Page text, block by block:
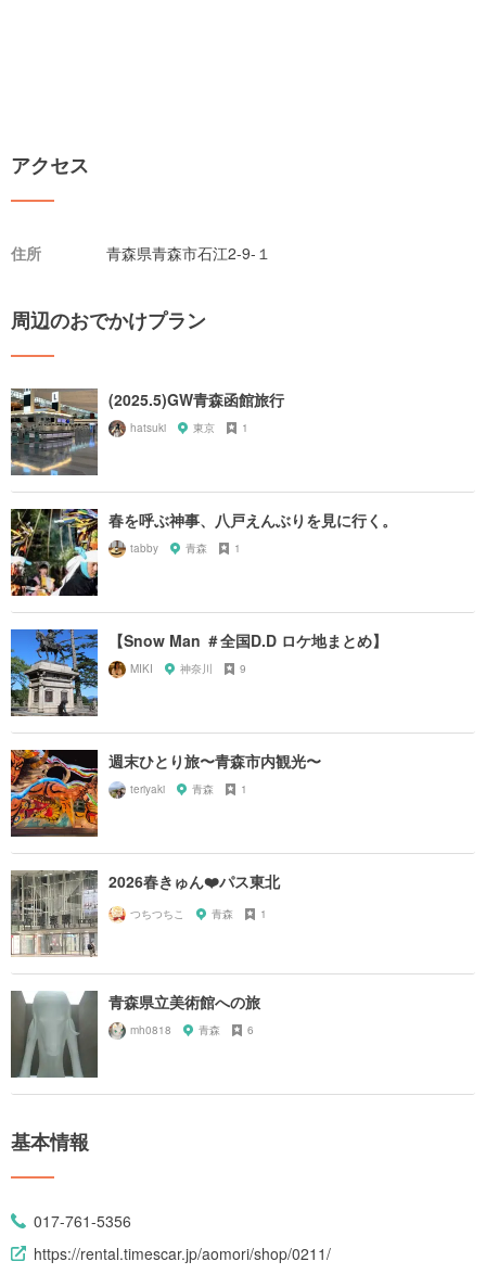
アクセス
住所 青森県青森市石江2-9-１
周辺のおでかけプラン
(2025.5)GW青森函館旅行
hatsuki 東京 1
春を呼ぶ神事、八戸えんぶりを見に行く。
tabby 青森 1
【Snow Man ＃全国D.D ロケ地まとめ】
MIKI 神奈川 9
週末ひとり旅〜青森市内観光〜
teriyaki 青森 1
2026春きゅん❤️パス東北
つちつちこ 青森 1
青森県立美術館への旅
mh0818 青森 6
基本情報
017-761-5356
https://rental.timescar.jp/aomori/shop/0211/